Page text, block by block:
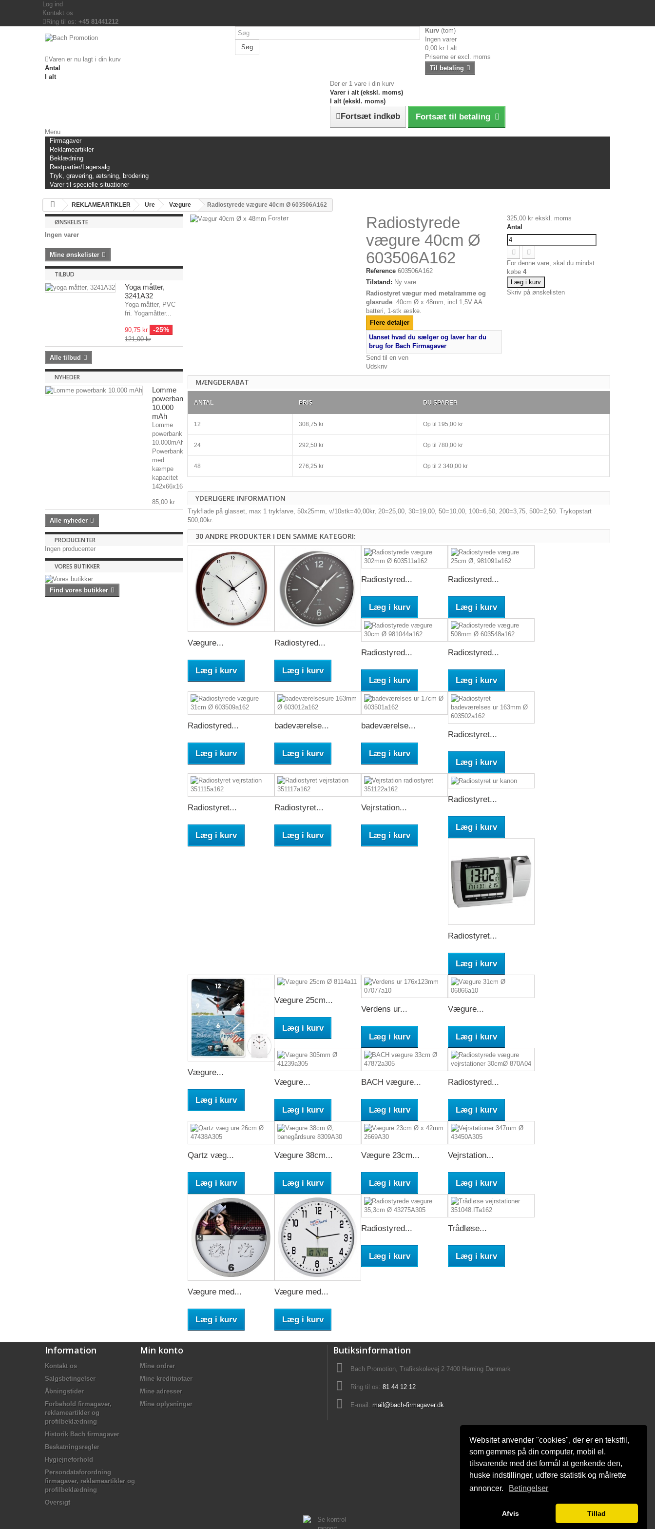
Websitet anvender "cookies", der er en tekstfil,
som gemmes på din computer, mobil el.
tilsvarende med det formål at genkende den,
huske indstillinger, udføre statistik og målrette
annoncer.
Betingelser
Afvis Tillad
Log ind
Kontakt os
Ring til os: +45 81441212
Søg
Kurv (tom)
Ingen varer
0,00 kr
I alt
Priserne er excl. moms
Til betaling
Varen er nu lagt i din kurv
Antal
I alt
Der er 1 vare i din kurv
Varer i alt (ekskl. moms)
I alt (ekskl. moms)
Fortsæt indkøb Fortsæt til betaling
Menu
Firmagaver
Reklameartikler
Beklædning
Restpartier/Lagersalg
Tryk, gravering, ætsning, brodering
Varer til specielle situationer
REKLAMEARTIKLER Ure Vægure Radiostyrede vægure 40cm Ø 603506A162
ØNSKELISTE
Ingen varer
Mine ønskelister
TILBUD
Yoga måtter,
3241A32
Yoga måtter, PVC
fri. Yogamåtter...
90,75 kr -25%
121,00 kr
Alle tilbud
NYHEDER
Lomme
powerbank
10.000
mAh
Lomme
powerbank
10.000mAh
Powerbank
med
kæmpe
kapacitet
142x66x16mm,...
85,00 kr
Alle nyheder
PRODUCENTER
Ingen producenter
VORES BUTIKKER
Find vores butikker
Forstør
Radiostyrede
vægure 40cm Ø
603506A162
Reference 603506A162
Tilstand: Ny vare
Radiostyret vægur med metalramme og
glasrude. 40cm Ø x 48mm, incl 1,5V AA
batteri, 1-stk æske.
Flere detaljer
Uanset hvad du sælger og laver har du
brug for Bach Firmagaver
Send til en ven
Udskriv
325,00 kr ekskl. moms
Antal
For denne vare, skal du mindst
købe4
Læg i kurv
Skriv på ønskelisten
MÆNGDERABAT
ANTAL PRIS DU SPARER
12 308,75 kr Op til 195,00 kr
24 292,50 kr Op til 780,00 kr
48 276,25 kr Op til 2 340,00 kr
YDERLIGERE INFORMATION
Trykflade på glasset, max 1 trykfarve, 50x25mm, v/10stk=40,00kr, 20=25,00, 30=19,00, 50=10,00, 100=6,50, 200=3,75, 500=2,50. Trykopstart
500,00kr.
30 ANDRE PRODUKTER I DEN SAMME KATEGORI:
Vægure...
Læg i kurv
Radiostyred...
Læg i kurv
Radiostyred...
Læg i kurv
Radiostyred...
Læg i kurv
Radiostyred...
Læg i kurv
Radiostyred...
Læg i kurv
Radiostyred...
Læg i kurv
badeværelse...
Læg i kurv
badeværelse...
Læg i kurv
Radiostyret...
Læg i kurv
Radiostyret...
Læg i kurv
Radiostyret...
Læg i kurv
Vejrstation...
Læg i kurv
Radiostyret...
Læg i kurv
Radiostyret...
Læg i kurv
Vægure...
Læg i kurv
Vægure 25cm...
Læg i kurv
Verdens ur...
Læg i kurv
Vægure...
Læg i kurv
Vægure...
Læg i kurv
BACH vægure...
Læg i kurv
Radiostyred...
Læg i kurv
Qartz væg...
Læg i kurv
Vægure 38cm...
Læg i kurv
Vægure 23cm...
Læg i kurv
Vejrstation...
Læg i kurv
Vægure med...
Læg i kurv
Vægure med...
Læg i kurv
Radiostyred...
Læg i kurv
Trådløse...
Læg i kurv
Information
Kontakt os
Salgsbetingelser
Åbningstider
Forbehold firmagaver,
reklameartikler og
profilbeklædning
Historik Bach firmagaver
Beskatningsregler
Hygiejneforhold
Persondataforordning
firmagaver, reklameartikler og
profilbeklædning
Oversigt
Min konto
Mine ordrer
Mine kreditnotaer
Mine adresser
Mine oplysninger
Butiksinformation
Bach Promotion, Trafikskolevej 2 7400 Herning Danmark
Ring til os: 81 44 12 12
E-mail: mail@bach-firmagaver.dk